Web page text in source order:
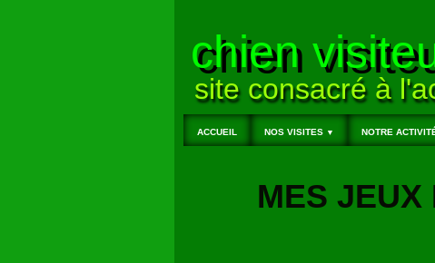
chien
site consacré à
ACCUEIL NOS VISITES ▼ NOTRE
MES JEUX